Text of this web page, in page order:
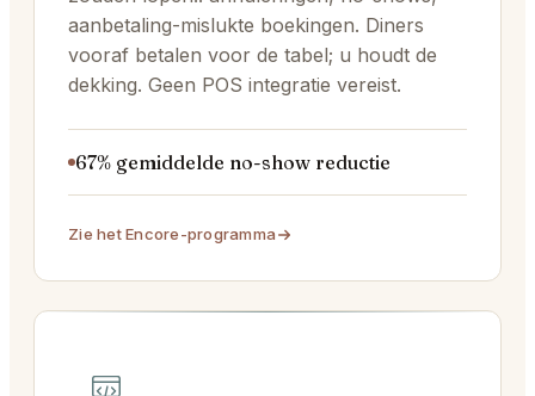
aanbetaling-mislukte boekingen. Diners
vooraf betalen voor de tabel; u houdt de
dekking. Geen POS integratie vereist.
67% gemiddelde no-show reductie
Zie het Encore-programma